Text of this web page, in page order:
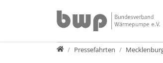
PressePressefahrten